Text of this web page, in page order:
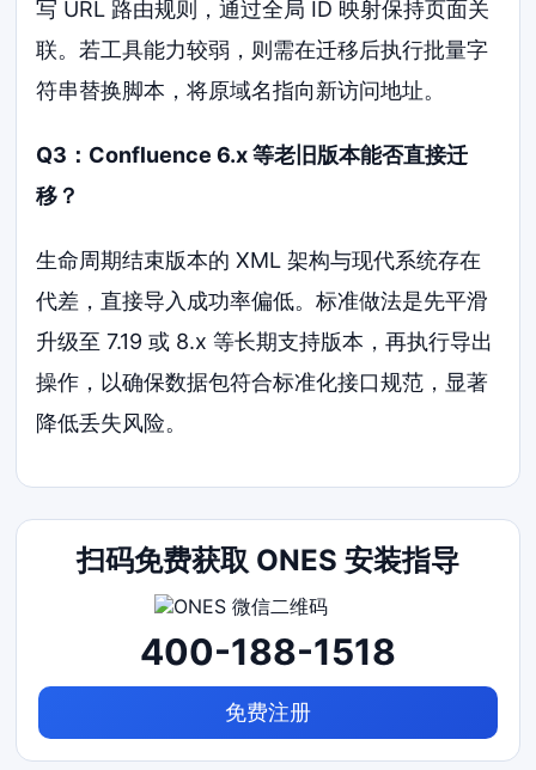
写 URL 路由规则，通过全局 ID 映射保持页面关
联。若工具能力较弱，则需在迁移后执行批量字
符串替换脚本，将原域名指向新访问地址。
Q3：Confluence 6.x 等老旧版本能否直接迁
移？
生命周期结束版本的 XML 架构与现代系统存在
代差，直接导入成功率偏低。标准做法是先平滑
升级至 7.19 或 8.x 等长期支持版本，再执行导出
操作，以确保数据包符合标准化接口规范，显著
降低丢失风险。
扫码免费获取 ONES 安装指导
400-188-1518
免费注册